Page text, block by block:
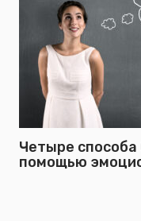
Четыре
помощью